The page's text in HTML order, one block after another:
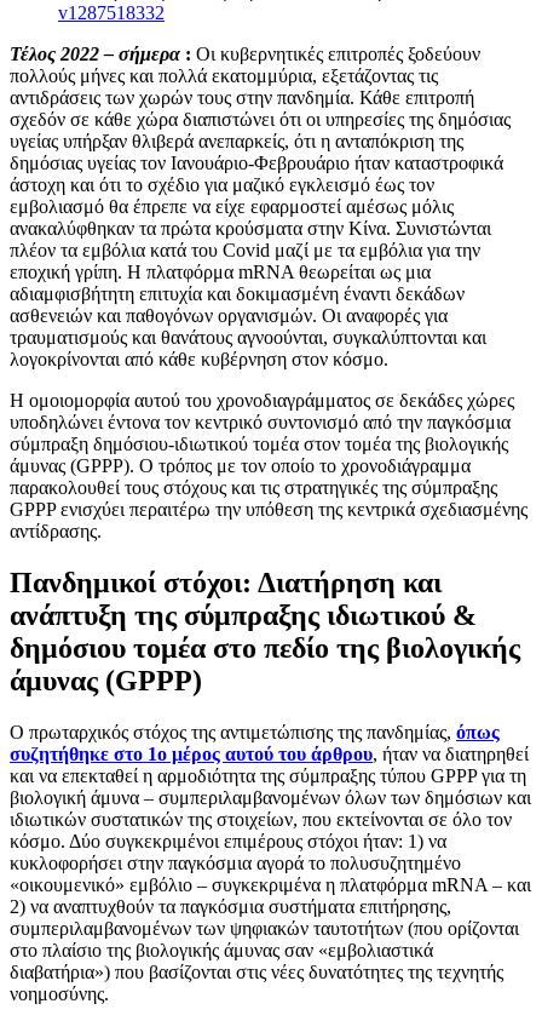
Τέλος 2022 – σήμερα : Οι κυβερνητικές επιτροπές ξοδεύουν
πολλούς μήνες και πολλά εκατομμύρια, εξετάζοντας τις
αντιδράσεις των χωρών τους στην πανδημία. Κάθε επιτροπή
σχεδόν σε κάθε χώρα διαπιστώνει ότι οι υπηρεσίες της δημόσιας
υγείας υπήρξαν θλιβερά ανεπαρκείς, ότι η ανταπόκριση της
δημόσιας υγείας τον Ιανουάριο-Φεβρουάριο ήταν καταστροφικά
άστοχη και ότι το σχέδιο για μαζικό εγκλεισμό έως τον
εμβολιασμό θα έπρεπε να είχε εφαρμοστεί αμέσως μόλις
ανακαλύφθηκαν τα πρώτα κρούσματα στην Κίνα. Συνιστώνται
πλέον τα εμβόλια κατά του Covid μαζί με τα εμβόλια για την
εποχική γρίπη. Η πλατφόρμα mRNA θεωρείται ως μια
αδιαμφισβήτητη επιτυχία και δοκιμασμένη έναντι δεκάδων
ασθενειών και παθογόνων οργανισμών. Οι αναφορές για
τραυματισμούς και θανάτους αγνοούνται, συγκαλύπτονται και
λογοκρίνονται από κάθε κυβέρνηση στον κόσμο.
Η ομοιομορφία αυτού του χρονοδιαγράμματος σε δεκάδες χώρες
υποδηλώνει έντονα τον κεντρικό συντονισμό από την παγκόσμια
σύμπραξη δημόσιου-ιδιωτικού τομέα στον τομέα της βιολογικής
άμυνας (GPPP). Ο τρόπος με τον οποίο το χρονοδιάγραμμα
παρακολουθεί τους στόχους και τις στρατηγικές της σύμπραξης
GPPP ενισχύει περαιτέρω την υπόθεση της κεντρικά σχεδιασμένης
αντίδρασης.
Πανδημικοί στόχοι: Διατήρηση και
ανάπτυξη της σύμπραξης ιδιωτικού &
δημόσιου τομέα στο πεδίο της βιολογικής
άμυνας (GPPP)
Ο πρωταρχικός στόχος της αντιμετώπισης της πανδημίας, όπως
συζητήθηκε στο 1ο μέρος αυτού του άρθρου, ήταν να διατηρηθεί
και να επεκταθεί η αρμοδιότητα της σύμπραξης τύπου GPPP για τη
βιολογική άμυνα – συμπεριλαμβανομένων όλων των δημόσιων και
ιδιωτικών συστατικών της στοιχείων, που εκτείνονται σε όλο τον
κόσμο. Δύο συγκεκριμένοι επιμέρους στόχοι ήταν: 1) να
κυκλοφορήσει στην παγκόσμια αγορά το πολυσυζητημένο
«οικουμενικό» εμβόλιο – συγκεκριμένα η πλατφόρμα mRNA – και
2) να αναπτυχθούν τα παγκόσμια συστήματα επιτήρησης,
συμπεριλαμβανομένων των ψηφιακών ταυτοτήτων (που ορίζονται
στο πλαίσιο της βιολογικής άμυνας σαν «εμβολιαστικά
διαβατήρια») που βασίζονται στις νέες δυνατότητες της τεχνητής
νοημοσύνης.